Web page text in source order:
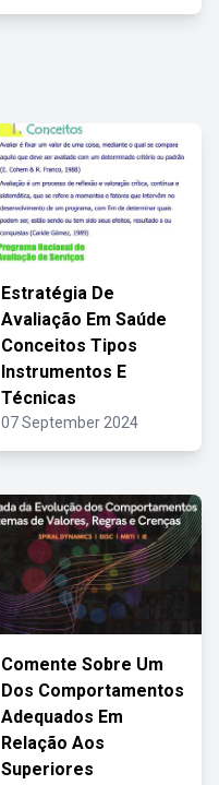
Estratégia De
Avaliação Em Saúde
Conceitos Tipos
Instrumentos E
Técnicas
07 September 2024
Comente Sobre Um
Dos Comportamentos
Adequados Em
Relação Aos
Superiores